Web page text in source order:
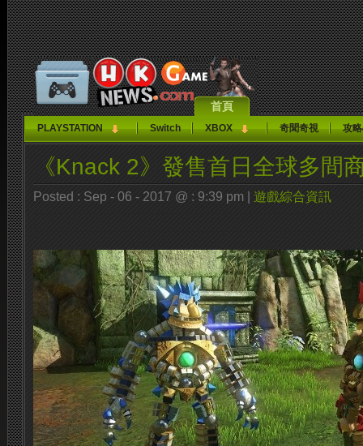
首頁
PLAYSTATION Switch XBOX 奇聞奇視 攻
《Knack 2》發售首日全球多間
Posted : Sep - 06 - 2017 @ : 9:39 pm | 遊戲綜合資訊